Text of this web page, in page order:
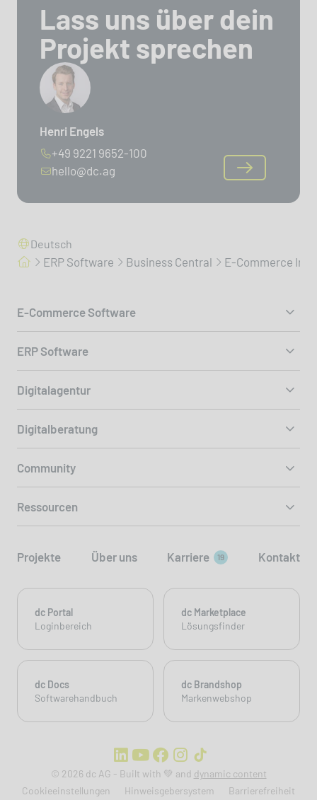
Lass uns über dein
Projekt sprechen
Henri Engels
+49 9221 9652-100
hello@dc.ag
Deutsch
ERP Software Business Central E-Commerce
E-Commerce Software
ERP Software
Digitalagentur
Digitalberatung
Community
Ressourcen
Projekte Über uns Karriere 19 Kontakt
dc Portal
Loginbereich
dc Marketplace
Lösungsfinder
dc Docs
Softwarehandbuch
dc Brandshop
Markenwebshop
© 2026 dc AG - Built with 💚 and dynamic content
Cookieeinstellungen
Hinweisgebersystem Barrierefreiheit